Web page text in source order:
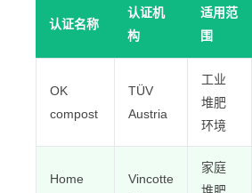
认证名称
认证机
构
适用范
围
OK
compost
TÜV
Austria
工业
堆肥
环境
Home
Vincotte
家庭